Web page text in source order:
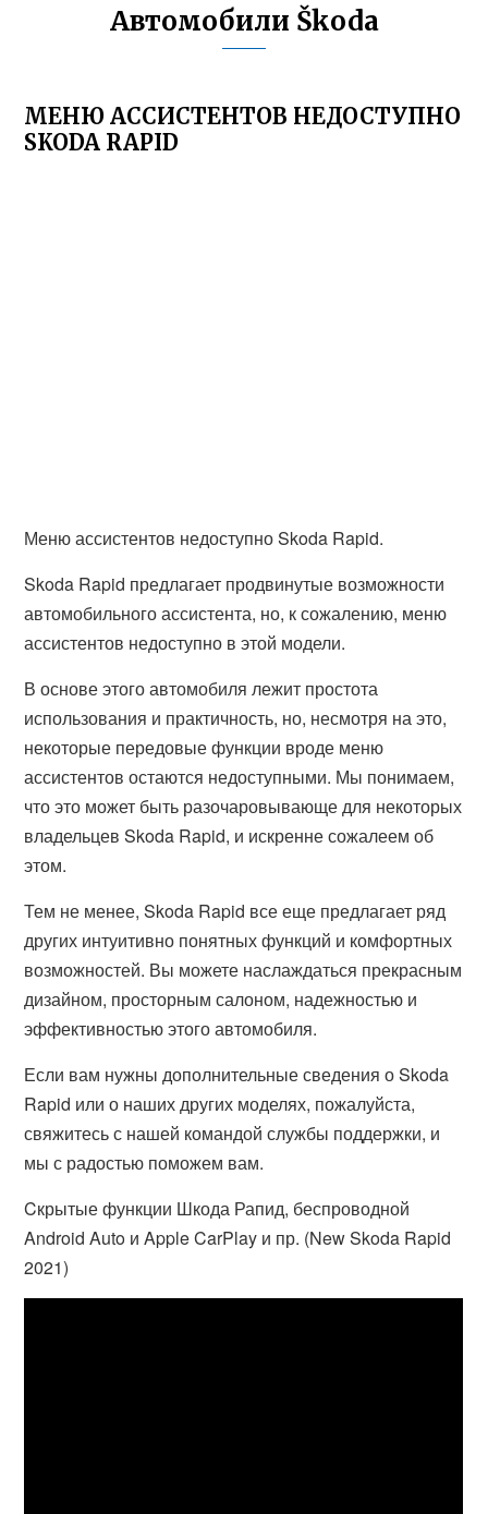
Автомобили Škoda
МЕНЮ АССИСТЕНТОВ НЕДОСТУПНО
SKODA RAPID
Меню ассистентов недоступно Skoda Rapid.
Skoda Rapid предлагает продвинутые возможности
автомобильного ассистента, но, к сожалению, меню
ассистентов недоступно в этой модели.
В основе этого автомобиля лежит простота
использования и практичность, но, несмотря на это,
некоторые передовые функции вроде меню
ассистентов остаются недоступными. Мы понимаем,
что это может быть разочаровывающе для некоторых
владельцев Skoda Rapid, и искренне сожалеем об
этом.
Тем не менее, Skoda Rapid все еще предлагает ряд
других интуитивно понятных функций и комфортных
возможностей. Вы можете наслаждаться прекрасным
дизайном, просторным салоном, надежностью и
эффективностью этого автомобиля.
Если вам нужны дополнительные сведения о Skoda
Rapid или о наших других моделях, пожалуйста,
свяжитесь с нашей командой службы поддержки, и
мы с радостью поможем вам.
Cкрытые функции Шкода Рапид, беспроводной
Android Auto и Apple CarPlay и пр. (New Skoda Rapid
2021)